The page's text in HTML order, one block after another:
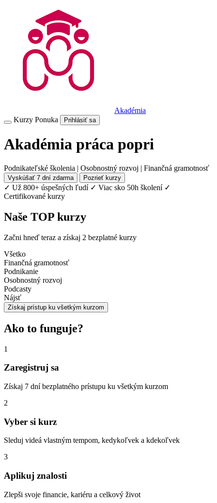
Akadémia
Kurzy Ponuka Prihlásiť sa
Akadémia práca popri
Podnikateľské školenia | Osobnostný rozvoj | Finančná gramotnosť
Vyskúšať 7 dní zdarma Pozrieť kurzy
✓ Už 800+ úspešných ľudí ✓ Viac sko 50h školení ✓
Certifikované kurzy
Naše TOP kurzy
Začni hneď teraz a získaj 2 bezplatné kurzy
Všetko
Finančná gramotnosť
Podnikanie
Osobnostný rozvoj
Podcasty
Nájsť
Získaj prístup ku všetkým kurzom
Ako to funguje?
1
Zaregistruj sa
Získaj 7 dní bezplatného prístupu ku všetkým kurzom
2
Vyber si kurz
Sleduj videá vlastným tempom, kedykoľvek a kdekoľvek
3
Aplikuj znalosti
Zlepši svoje financie, kariéru a celkový život